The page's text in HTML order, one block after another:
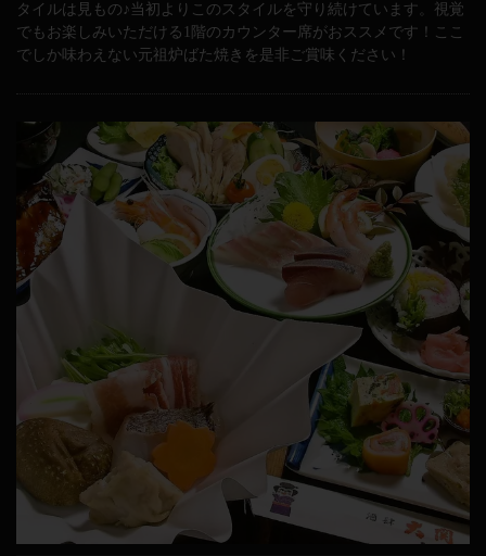
タイルは見もの♪当初よりこのスタイルを守り続けています。視覚
でもお楽しみいただける1階のカウンター席がおススメです！ここ
でしか味わえない元祖炉ばた焼きを是非ご賞味ください！